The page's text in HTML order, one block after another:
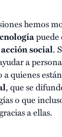
hemos
acción social.
a
a quienes
, que se
o que
a ellas.